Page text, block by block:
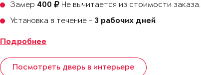
Замер 400
Не вычитается из стоимости заказа.
Установка в течение -3 рабочих дней
Подробнее
Посмотреть дверь в интерьере